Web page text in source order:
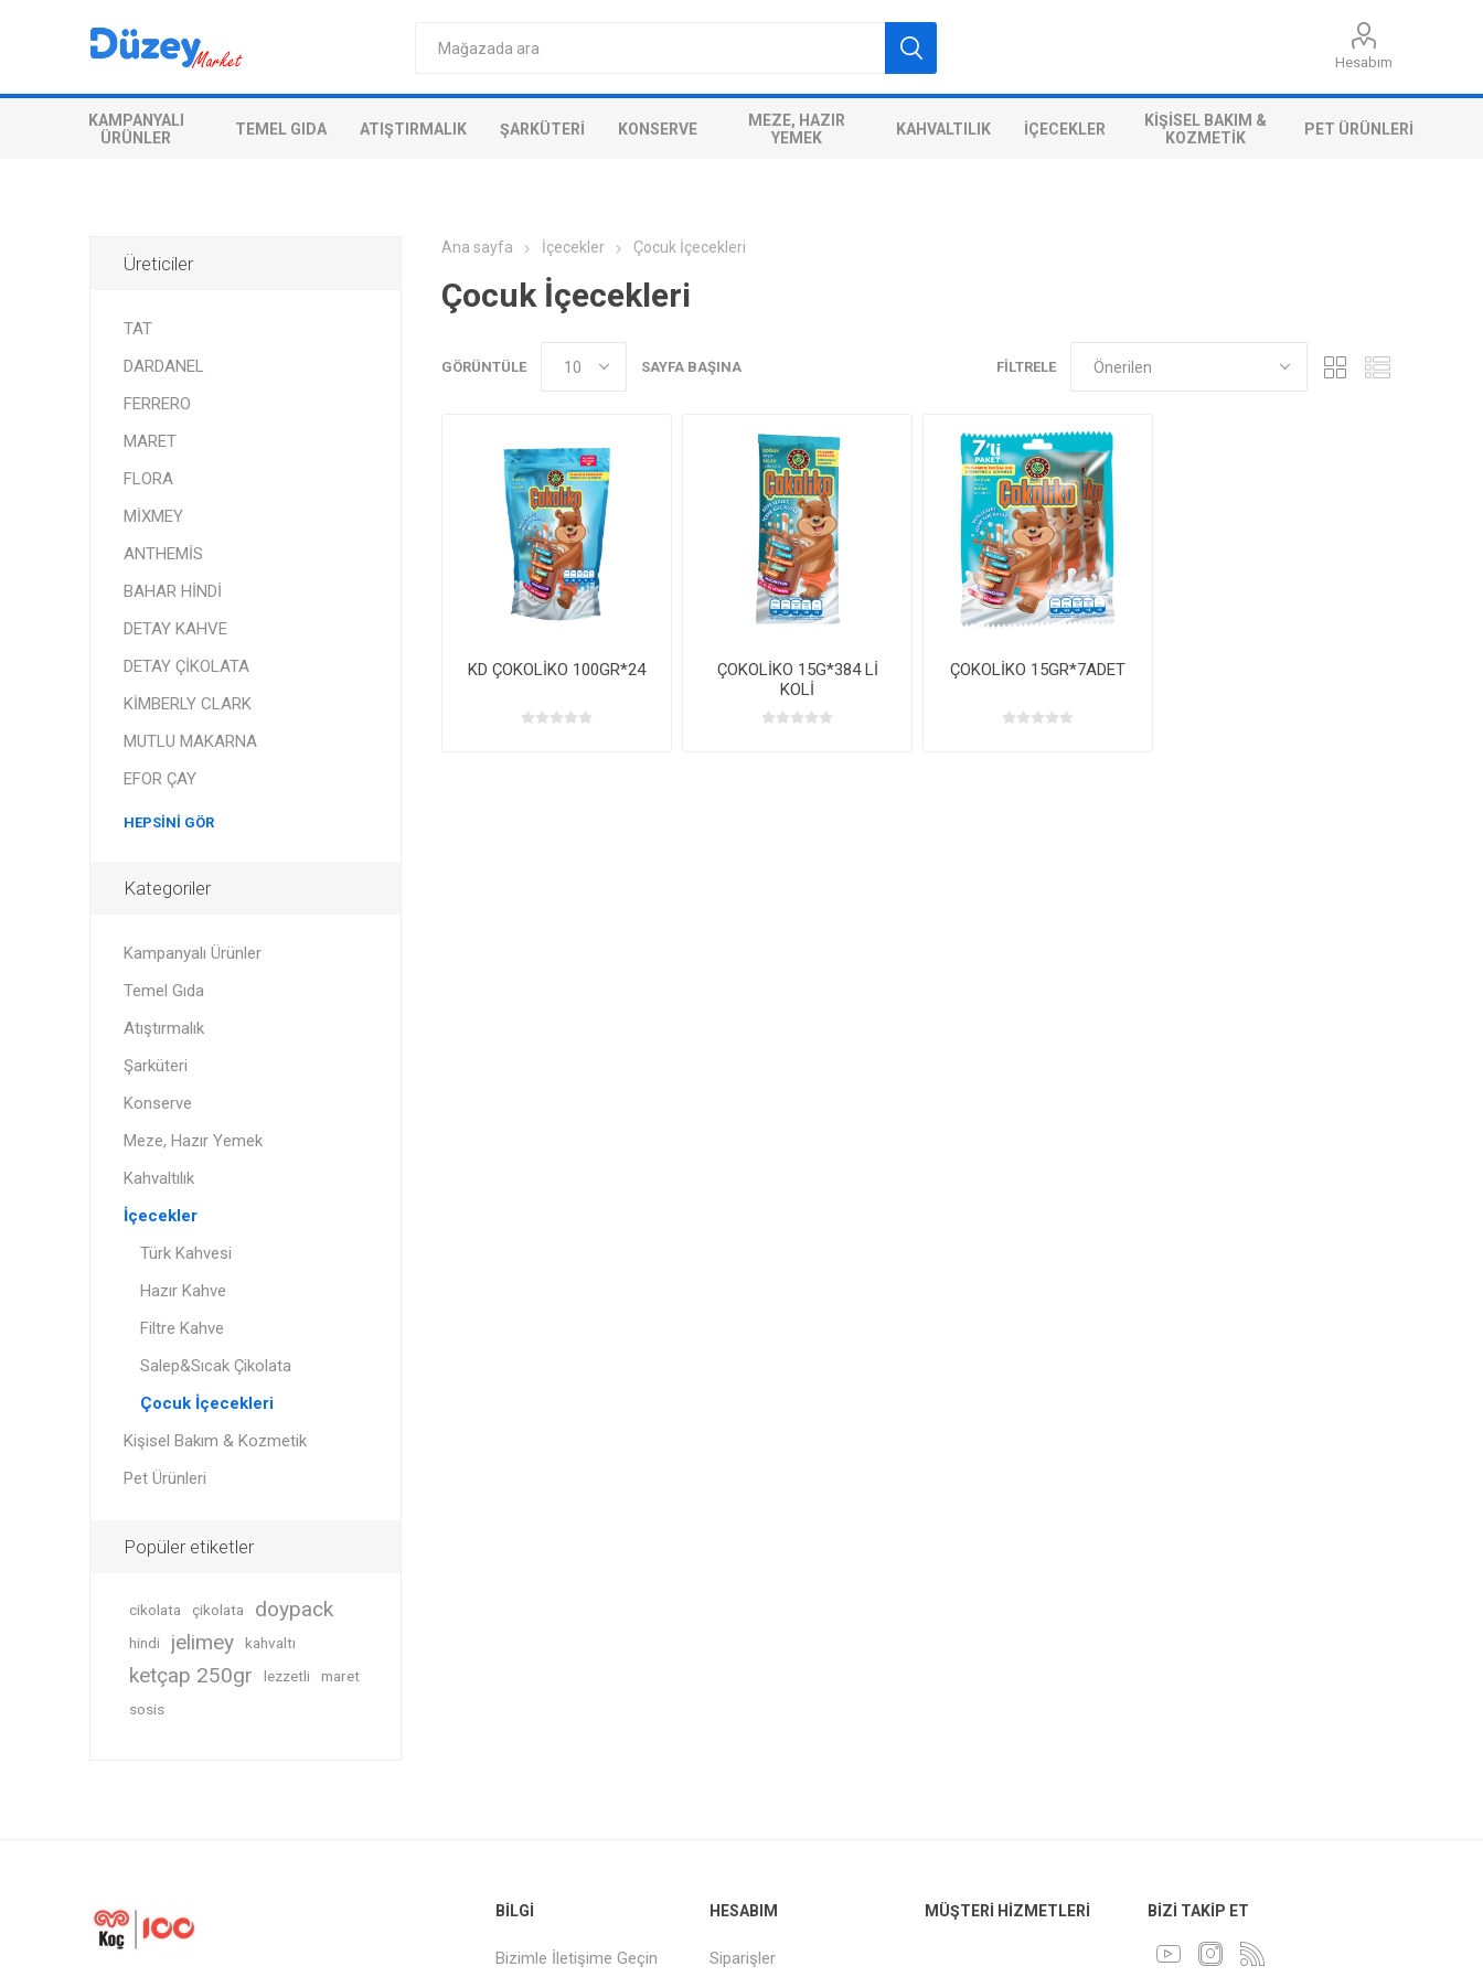
Hesabım
KAMPANYALI
ÜRÜNLER
TEMEL GIDA ATIŞTIRMALIK ŞARKÜTERI KONSERVE
MEZE, HAZIR
YEMEK
KAHVALTILIK İÇECEKLER
KIŞISEL BAKIM &
KOZMETIK
PET ÜRÜNLERI
Ana sayfa İçecekler Çocuk İçecekleri
Çocuk İçecekleri
FILTRELE
GÖRÜNTÜLE SAYFA BAŞINA
KD ÇOKOLİKO 100GR*24
ÇOKOLİKO 15G*384 Lİ
KOLİ
ÇOKOLİKO 15GR*7ADET
Üreticiler
TAT
DARDANEL
FERRERO
MARET
FLORA
MİXMEY
ANTHEMİS
BAHAR HİNDİ
DETAY KAHVE
DETAY ÇİKOLATA
KİMBERLY CLARK
MUTLU MAKARNA
EFOR ÇAY
HEPSINI GÖR
Kategoriler
Kampanyalı Ürünler
Temel Gıda
Atıştırmalık
Şarküteri
Konserve
Meze, Hazır Yemek
Kahvaltılık
İçecekler
Türk Kahvesi
Hazır Kahve
Filtre Kahve
Salep&Sıcak Çikolata
Çocuk İçecekleri
Kişisel Bakım & Kozmetik
Pet Ürünleri
Popüler etiketler
cikolata çikolata doypack
hindi jelimey kahvaltı
ketçap 250gr lezzetli
maret
sosis
BILGI
Bizimle İletişime Geçin
HESABIM
Siparişler
MÜŞTERI HIZMETLERI BIZI TAKIP ET